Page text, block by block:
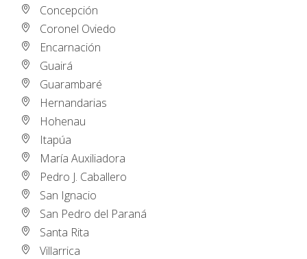
Concepción
Coronel Oviedo
Encarnación
Guairá
Guarambaré
Hernandarias
Hohenau
Itapúa
María Auxiliadora
Pedro J. Caballero
San Ignacio
San Pedro del Paraná
Santa Rita
Villarrica